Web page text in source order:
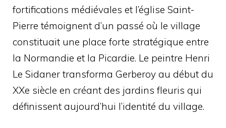
fortifications médiévales et l’église Saint-
Pierre témoignent d’un passé où le village
constituait une place forte stratégique entre
la Normandie et la Picardie. Le peintre Henri
Le Sidaner transforma Gerberoy au début du
XXe siècle en créant des jardins fleuris qui
définissent aujourd’hui l’identité du village.